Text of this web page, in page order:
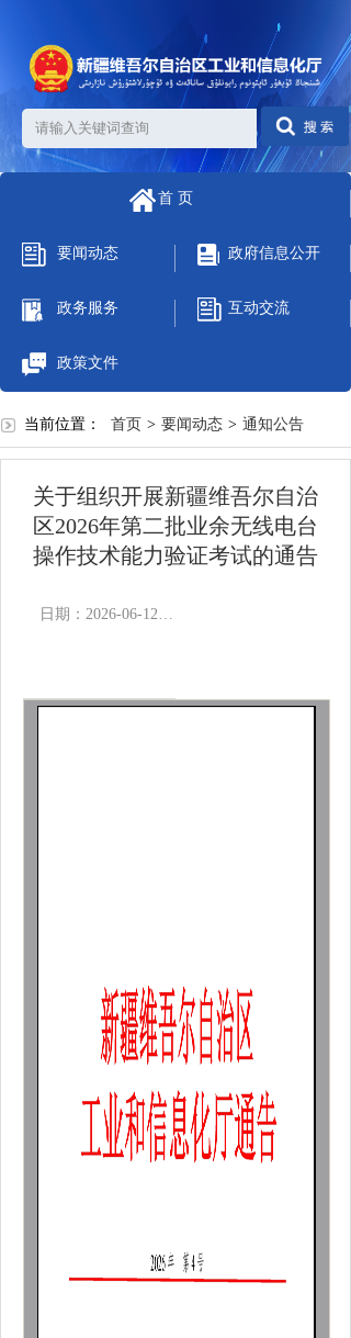
首 页
要闻动态 政府信息公开
政务服务 互动交流
政策文件
当前位置： 首页 > 要闻动态 > 通知公告
关于组织开展新疆维吾尔自治
区2026年第二批业余无线电台
操作技术能力验证考试的通告